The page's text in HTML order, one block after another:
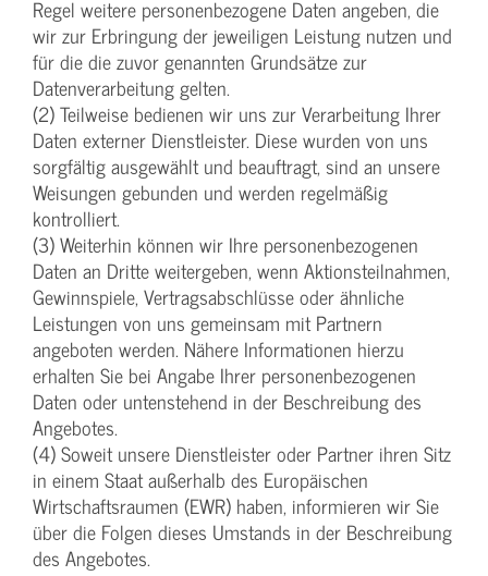
Regel weitere personenbezogene Daten angeben, die
wir zur Erbringung der jeweiligen Leistung nutzen und
für die die zuvor genannten Grundsätze zur
Datenverarbeitung gelten.
(2) Teilweise bedienen wir uns zur Verarbeitung Ihrer
Daten externer Dienstleister. Diese wurden von uns
sorgfältig ausgewählt und beauftragt, sind an unsere
Weisungen gebunden und werden regelmäßig
kontrolliert.
(3) Weiterhin können wir Ihre personenbezogenen
Daten an Dritte weitergeben, wenn Aktionsteilnahmen,
Gewinnspiele, Vertragsabschlüsse oder ähnliche
Leistungen von uns gemeinsam mit Partnern
angeboten werden. Nähere Informationen hierzu
erhalten Sie bei Angabe Ihrer personenbezogenen
Daten oder untenstehend in der Beschreibung des
Angebotes.
(4) Soweit unsere Dienstleister oder Partner ihren Sitz
in einem Staat außerhalb des Europäischen
Wirtschaftsraumen (EWR) haben, informieren wir Sie
über die Folgen dieses Umstands in der Beschreibung
des Angebotes.